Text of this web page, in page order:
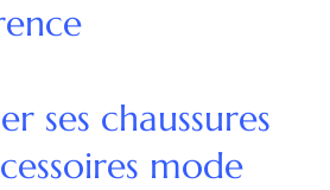
ses chaussures
mode